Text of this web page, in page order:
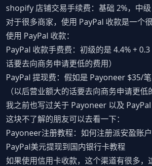
shopify 店铺交易手续费：基础 2%，中
对于很多商家，使用 PayPal 收款是一个
使用 PayPal 收款：
PayPal 收款手费费：初级的是 4.4% +
话要去向商务申请更低的费用）
PayPal 提现费：假如是 Payoneer $35/
（以后营业额大的话要去向商务申请更低
我之前也写过关于 Payoneer 以及
这块不了解的朋友可以去看一下：
Payoneer注册教程：如何注册派安盈账户
PayPal美元提现到国内银行卡教程
如果使用信用卡收款，这个渠道有很多，